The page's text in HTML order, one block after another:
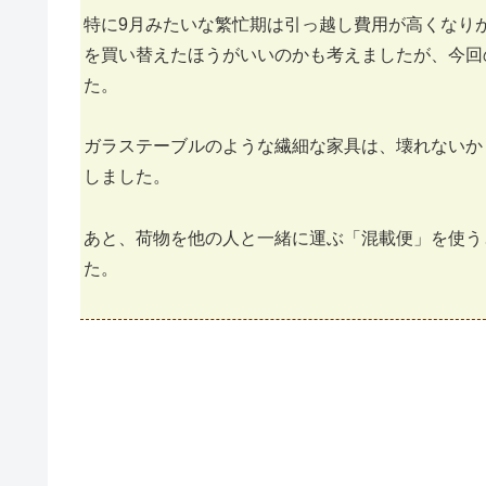
特に9月みたいな繁忙期は引っ越し費用が高くな
を買い替えたほうがいいのかも考えましたが、今
た。
ガラステーブルのような繊細な家具は、壊れない
しました。
あと、荷物を他の人と一緒に運ぶ「混載便」を使
た。